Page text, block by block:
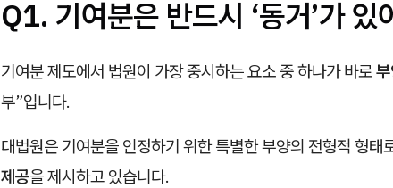
Q1. 기여분은 반드시 ‘동거’가 있
기여분 제도에서 법원이 가장 중시하는 요소 중 하나가 바로
부”입니다.
대법원은 기여분을 인정하기 위한 특별한 부양의 전형적 형태
제공을 제시하고 있습니다.